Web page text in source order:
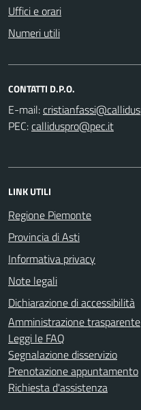
Uffici e orari
Numeri utili
CONTATTI D.P.O.
E-mail:
PEC:
LINK UTILI
Regione Piemonte
Provincia di Asti
Informativa privacy
Note legali
Dichiarazione di accessibilità
Amministrazione trasparente
Leggi le FAQ
Segnalazione disservizio
Prenotazione appuntamento
Richiesta d'assistenza